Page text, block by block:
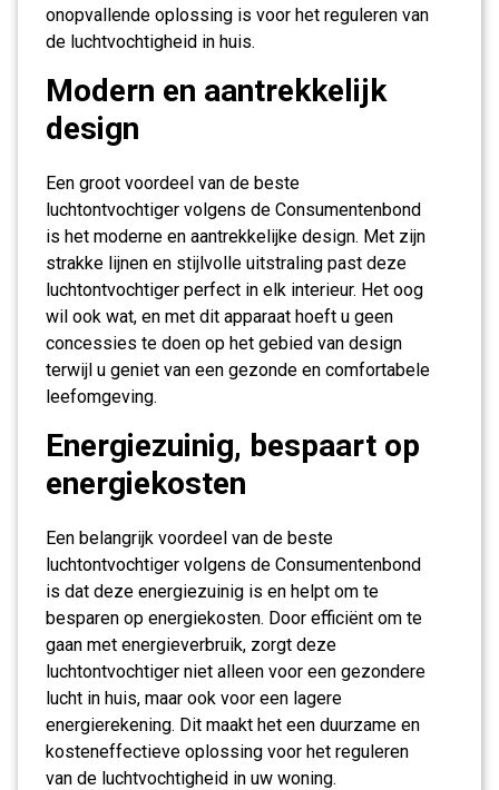
onopvallende oplossing is voor het reguleren van
de luchtvochtigheid in huis.
Modern en aantrekkelijk
design
Een groot voordeel van de beste
luchtontvochtiger volgens de Consumentenbond
is het moderne en aantrekkelijke design. Met zijn
strakke lijnen en stijlvolle uitstraling past deze
luchtontvochtiger perfect in elk interieur. Het oog
wil ook wat, en met dit apparaat hoeft u geen
concessies te doen op het gebied van design
terwijl u geniet van een gezonde en comfortabele
leefomgeving.
Energiezuinig, bespaart op
energiekosten
Een belangrijk voordeel van de beste
luchtontvochtiger volgens de Consumentenbond
is dat deze energiezuinig is en helpt om te
besparen op energiekosten. Door efficiënt om te
gaan met energieverbruik, zorgt deze
luchtontvochtiger niet alleen voor een gezondere
lucht in huis, maar ook voor een lagere
energierekening. Dit maakt het een duurzame en
kosteneffectieve oplossing voor het reguleren
van de luchtvochtigheid in uw woning.